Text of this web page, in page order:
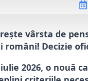
vârsta de
români! Decizie
2026, o nouă